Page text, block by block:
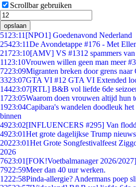
Scrollbar gebruiken
opslaan
51 23:11 [NPO1] Goedenavond Nederland
25423:11De Avondetappe #176 - Met
21723:10[AMV] VS #1312 spammers van
11 23:10Vrouwen willen geen man meer
7223:09Migranten breken door grens naar
3323:07GTA VI #12 GTA VI Extended
14423:07[RTL] B&B vol liefde 6de
1723:05Waarom doen vrouwen altijd hun
1923:04Capibara's wandelen doodleuk
binnen
4923:02[INFLUENCERS #295] Van
4923:01Het grote dagelijkse Trump
20223:01Het Grote Songfestivalfeest
2026
7623:01 [FOK!Voetbalmanager 2026/
7922:59Meer dan 40 uur werken.
1222:58Pinda-allergie? Andermans poep